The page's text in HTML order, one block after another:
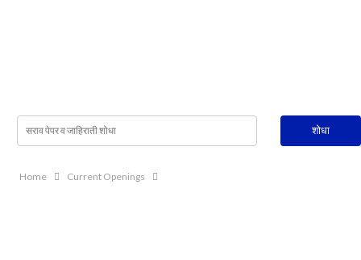
Home Current Openings